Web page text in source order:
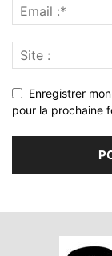
Enregistrer
pour la prochaine